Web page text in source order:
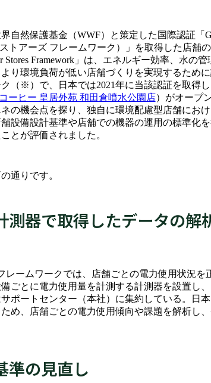
自然保護基金（WWF）と策定した国際認証「
トアーズ フレームワーク）」を取得した店舗
Stores Framework」は、エネルギー効率、水の
り環境負荷が低い店舗づくりを実現するため
（※）で、日本では2021年に当該認証を取得
ーヒー 皇居外苑 和田倉噴水公園店）がオープ
の機会点を探り、独自に環境配慮型店舗にお
設備設計基準や店舗での機器の運用の標準化
とが評価されました。
通りです。
器で取得したデータの解
レームワークでは、店舗ごとの電力使用状況を
ごとに電力使用量を計測する計測器を設置し
ポートセンター（本社）に集約している。日
め、店舗ごとの電力使用傾向や課題を解析し
準の見直し